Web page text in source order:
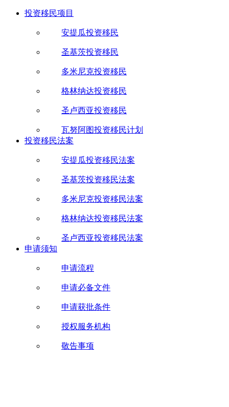
投资移民项目
安提瓜投资移民
圣基茨投资移民
多米尼克投资移民
格林纳达投资移民
圣卢西亚投资移民
瓦努阿图投资移民计划
投资移民法案
安提瓜投资移民法案
圣基茨投资移民法案
多米尼克投资移民法案
格林纳达投资移民法案
圣卢西亚投资移民法案
申请须知
申请流程
申请必备文件
申请获批条件
授权服务机构
敬告事项